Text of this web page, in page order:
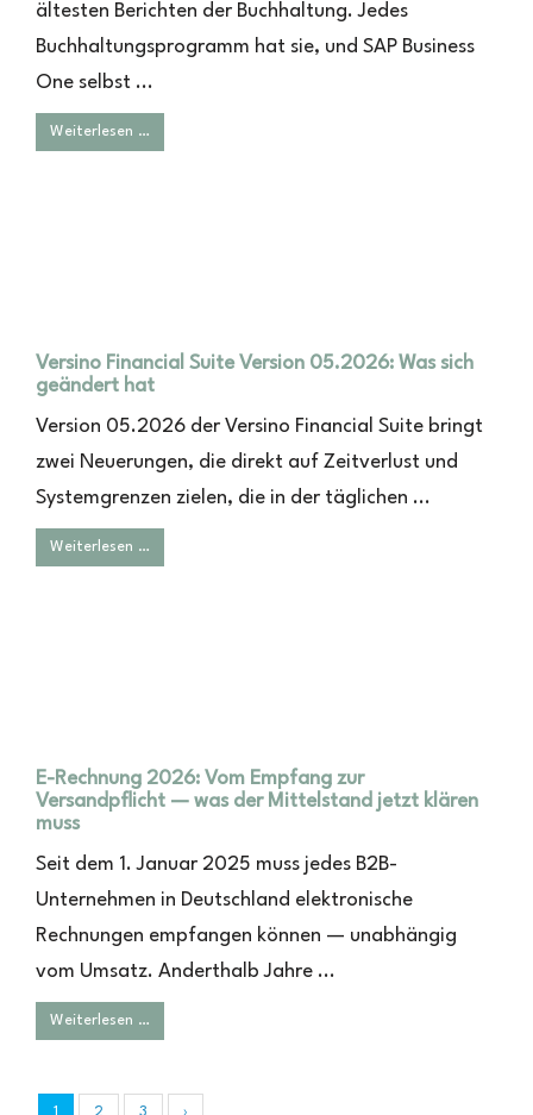
ältesten Berichten der Buchhaltung. Jedes
Buchhaltungsprogramm hat sie, und SAP Business
One selbst ...
Weiterlesen …
Versino Financial Suite Version 05.2026: Was sich
geändert hat
Version 05.2026 der Versino Financial Suite bringt
zwei Neuerungen, die direkt auf Zeitverlust und
Systemgrenzen zielen, die in der täglichen ...
Weiterlesen …
E-Rechnung 2026: Vom Empfang zur
Versandpflicht — was der Mittelstand jetzt klären
muss
Seit dem 1. Januar 2025 muss jedes B2B-
Unternehmen in Deutschland elektronische
Rechnungen empfangen können — unabhängig
vom Umsatz. Anderthalb Jahre ...
Weiterlesen …